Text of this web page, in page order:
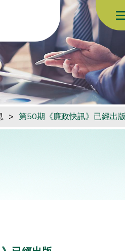
跳到內容（按回車鍵）
> 第50期《廉政快訊》已經出